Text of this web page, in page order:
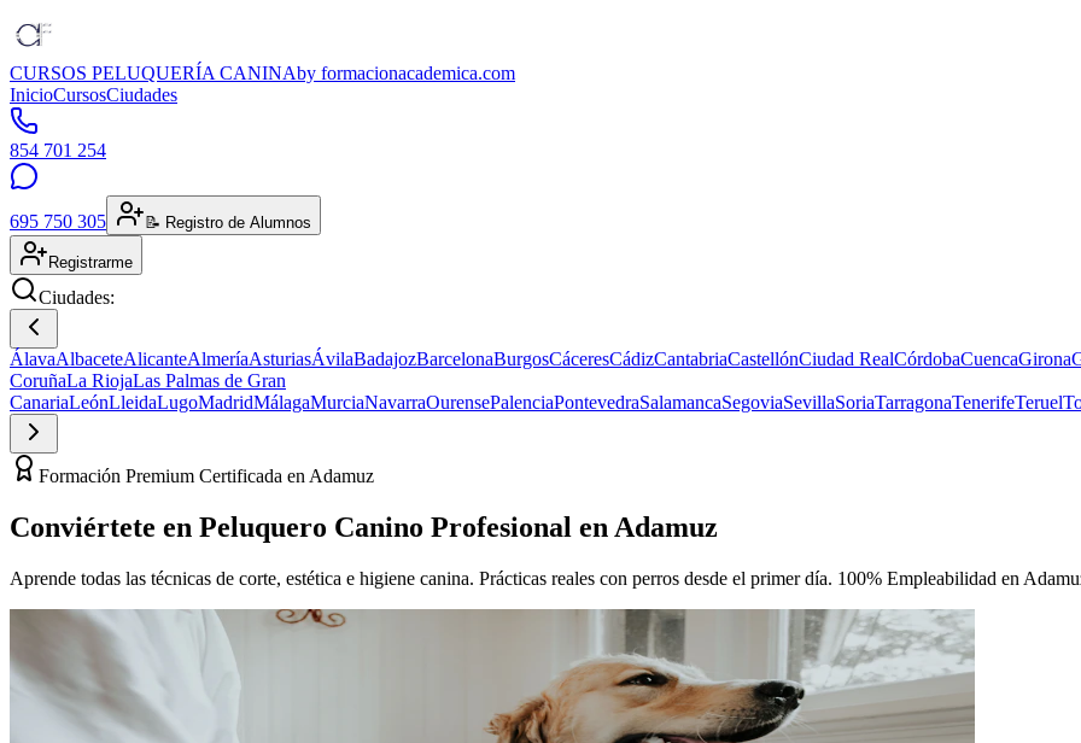
CURSOS PELUQUERÍA CANINAby formacionacademica.com
InicioCursosCiudades
854 701 254
695 750 305 📝 Registro de Alumnos
Registrarme
Ciudades:
ÁlavaAlbaceteAlicanteAlmeríaAsturiasÁvilaBadajozBarcelonaBurgosCáceresCádizCantabriaCastellónCiudad RealCórdobaCuencaGirona
CoruñaLa RiojaLas Palmas de Gran
CanariaLeónLleidaLugoMadridMálagaMurciaNavarraOurensePalenciaPontevedraSalamancaSegoviaSevillaSoriaTarragonaTenerifeTeruel
Formación Premium Certificada en Adamuz
Conviértete en Peluquero Canino Profesional en Adamuz
Aprende todas las técnicas de corte, estética e higiene canina. Prácticas reales con perros desde el primer día. 100% Empleabilidad en